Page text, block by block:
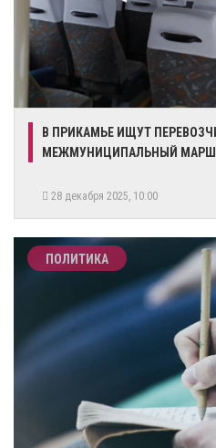
В ПРИКАМЬЕ ИЩУТ
МЕЖМУНИЦИПАЛЬНЫЙ
28 декабря 2025, 10:00
ПОЛИТИКА